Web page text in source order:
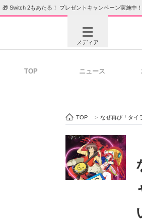
🎁 Switch 2もあたる！ プレゼントキャンペーン実施中！
メディア
ビジネスと働き方の
ITエンジニア向け専
TOP ニュース
TOP > なぜ再び「タイ